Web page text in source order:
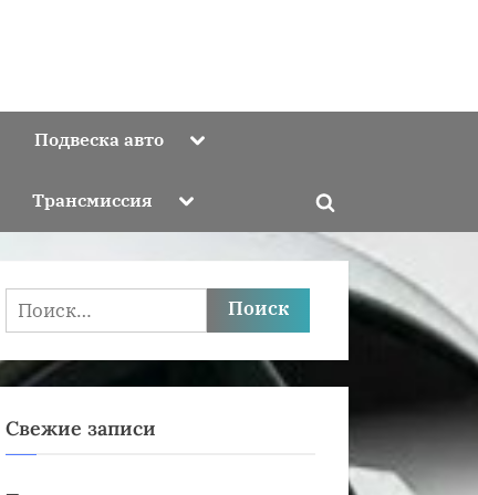
Подвеска авто Toggle
Трансмиссия Toggle
menu
Toggle
search
Найти:
Свежие записи